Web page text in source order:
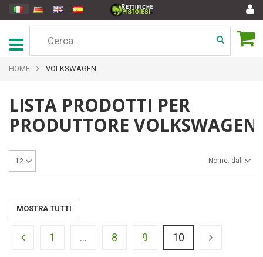
HOME VOLKSWAGEN
LISTA PRODOTTI PER
PRODUTTORE VOLKSWAGEN
Nome: dalla A alla Z
12
MOSTRA TUTTI
1 ... 8 9 10